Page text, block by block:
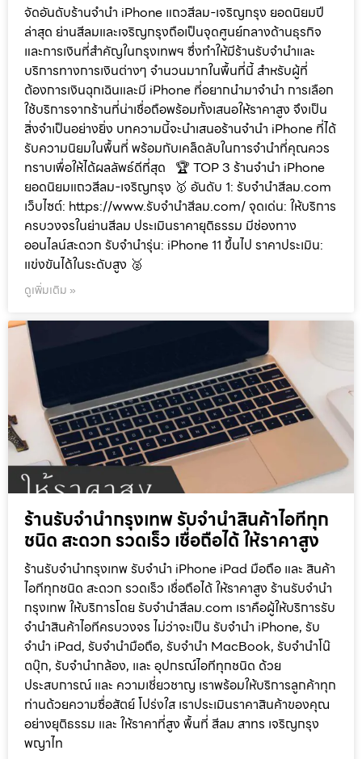
จัดอันดับร้านจำนำ iPhone แถวสีลม-เจริญกรุง ยอดนิยมปี
ล่าสุด ย่านสีลมและเจริญกรุงถือเป็นจุดศูนย์กลางด้านธุรกิจ
และการเงินที่สำคัญในกรุงเทพฯ ซึ่งทำให้มีร้านรับจำนำและ
บริการทางการเงินต่างๆ จำนวนมากในพื้นที่นี้ สำหรับผู้ที่
ต้องการเงินฉุกเฉินและมี iPhone ที่อยากนำมาจำนำ การเลือก
ใช้บริการจากร้านที่น่าเชื่อถือพร้อมทั้งเสนอให้ราคาสูง จึงเป็น
สิ่งจำเป็นอย่างยิ่ง บทความนี้จะนำเสนอร้านจำนำ iPhone ที่ได้
รับความนิยมในพื้นที่ พร้อมกับเคล็ดลับในการจำนำที่คุณควร
ทราบเพื่อให้ได้ผลลัพธ์ดีที่สุด 🏆 TOP 3 ร้านจำนำ iPhone
ยอดนิยมแถวสีลม-เจริญกรุง 🥇 อันดับ 1: รับจำนำสีลม.com
เว็บไซต์: https://www.รับจํานําสีลม.com/ จุดเด่น: ให้บริการ
ครบวงจรในย่านสีลม ประเมินราคายุติธรรม มีช่องทาง
ออนไลน์สะดวก รับจำนำรุ่น: iPhone 11 ขึ้นไป ราคาประเมิน:
แข่งขันได้ในระดับสูง 🥈
ดูเพิ่มเติม »
ร้านรับจำนำกรุงเทพ รับจำนำสินค้าไอทีทุก
ชนิด สะดวก รวดเร็ว เชื่อถือได้ ให้ราคาสูง
ร้านรับจำนำกรุงเทพ รับจำนำ iPhone iPad มือถือ และ สินค้า
ไอทีทุกชนิด สะดวก รวดเร็ว เชื่อถือได้ ให้ราคาสูง ร้านรับจำนำ
กรุงเทพ ให้บริการโดย รับจํานําสีลม.com เราคือผู้ให้บริการรับ
จำนำสินค้าไอทีครบวงจร ไม่ว่าจะเป็น รับจำนำ iPhone, รับ
จำนำ iPad, รับจำนำมือถือ, รับจำนำ MacBook, รับจำนำโน๊
ตบุ๊ก, รับจำนำกล้อง, และ อุปกรณ์ไอทีทุกชนิด ด้วย
ประสบการณ์ และ ความเชี่ยวชาญ เราพร้อมให้บริการลูกค้าทุก
ท่านด้วยความซื่อสัตย์ โปร่งใส เราประเมินราคาสินค้าของคุณ
อย่างยุติธรรม และ ให้ราคาที่สูง พื้นที่ สีลม สาทร เจริญกรุง
พญาไท